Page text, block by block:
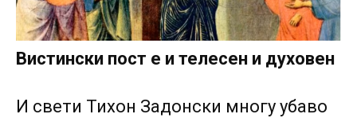
Вистински пост е и телесен и духовен
И свети Тихон Задонски многу убаво